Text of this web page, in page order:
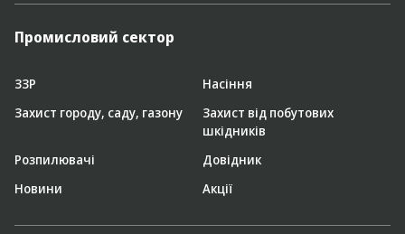
Промисловий сектор
ЗЗР
Насіння
Захист городу, саду, газону
Захист від побутових
шкідників
Розпилювачі
Довідник
Новини
Акції